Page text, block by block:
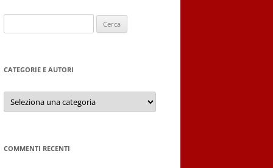
per:
CATEGORIE E AUTORI
Categorie
autori
COMMENTI RECENTI